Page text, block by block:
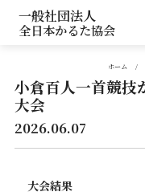
一般社団法人
全日本かるた協会
ホーム
小倉百人一首競技
大会
2026.06.07
大会結果